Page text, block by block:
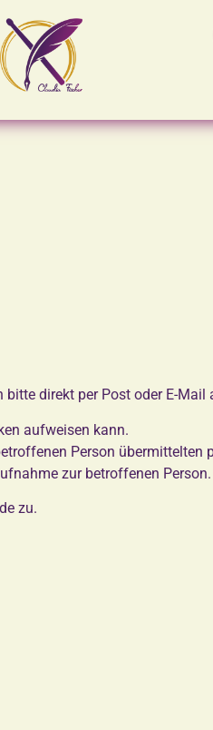
bitte direkt per Post oder E-
aufweisen kann.
Person
zur betroffenen
zu.